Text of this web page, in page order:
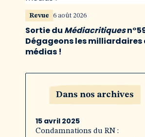
Revue 6 août 2026
Sortie du Médiacritiques
Dégageons les milliardaires
médias !
Dans nos archives
15 avril 2025
Condamnations du RN :